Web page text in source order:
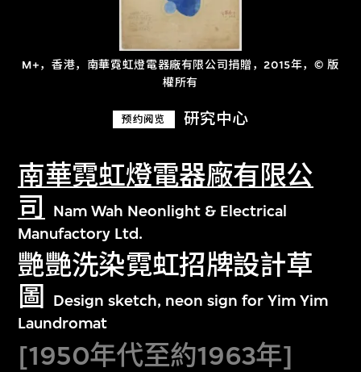
M+，香港，南華霓虹燈電器廠有限公司捐贈，2015年，© 版
權所有
预约阅览 研究中心
南華霓虹燈電器廠有限公
司
Nam Wah Neonlight & Electrical
Manufactory Ltd.
艷艷洗染霓虹招牌設計草
圖
Design sketch, neon sign for Yim Yim
Laundromat
[1950年代至約1963年]